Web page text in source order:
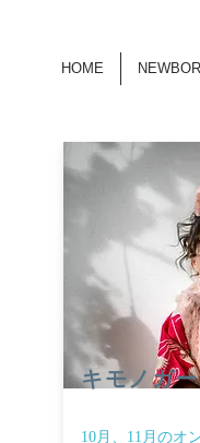
HOME
キモノガ
10月、11月のオ